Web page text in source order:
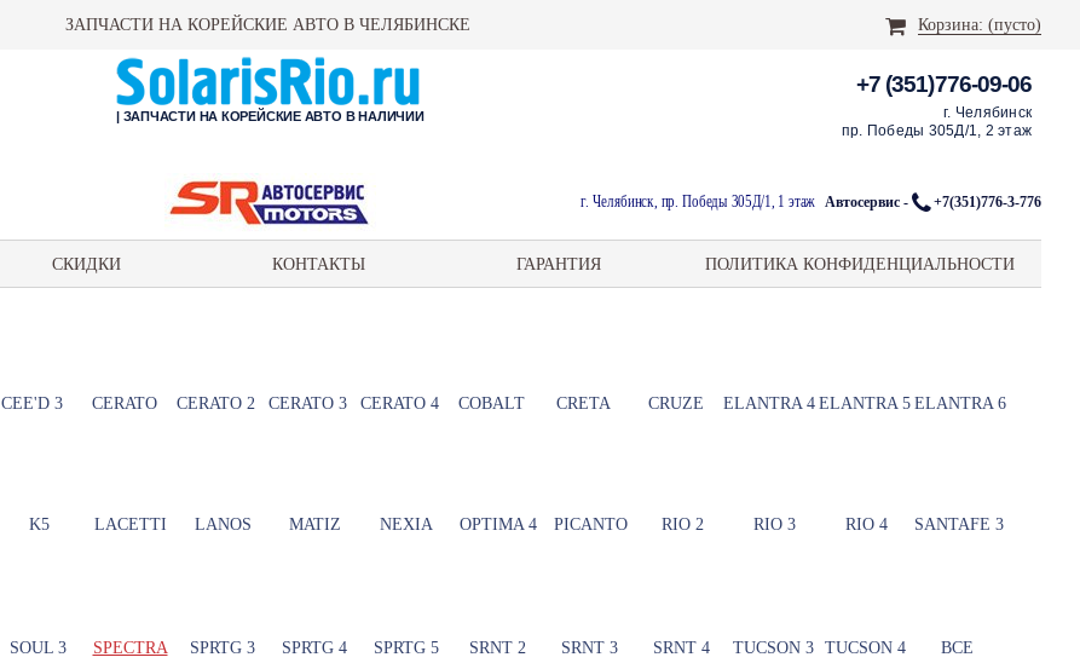
ЗАПЧАСТИ НА КОРЕЙСКИЕ АВТО В ЧЕЛЯБИНСКЕ Корзина: (пусто)
+7 (351)776-09-06
г. Челябинск
пр. Победы 305Д/1, 2 этаж
| ЗАПЧАСТИ НА КОРЕЙСКИЕ АВТО В НАЛИЧИИ
г. Челябинск, пр. Победы 305Д/1, 1 этаж Автосервис - +7(351)776-3-776
СКИДКИ КОНТАКТЫ ГАРАНТИЯ ПОЛИТИКА КОНФИДЕНЦИАЛЬНОСТИ
CEE'D 3 CERATO CERATO 2 CERATO 3 CERATO 4 COBALT CRETA CRUZE ELANTRA 4ELANTRA 5ELANTRA 6
K5 LACETTI LANOS MATIZ NEXIA OPTIMA 4 PICANTO RIO 2 RIO 3 RIO 4 SANTAFE 3
SOUL 3 SPECTRA SPRTG 3 SPRTG 4 SPRTG 5 SRNT 2 SRNT 3 SRNT 4 TUCSON 3 TUCSON 4 ВСЕ